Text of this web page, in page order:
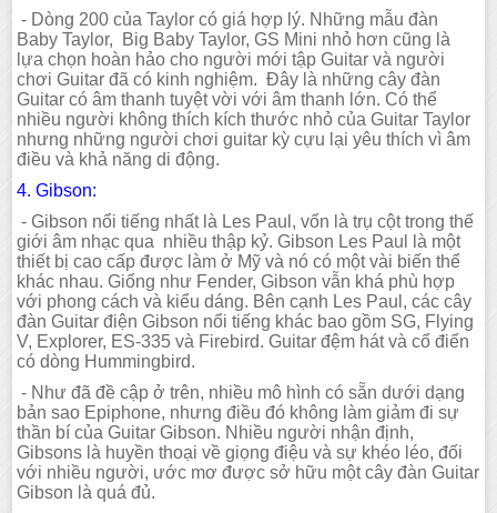
- Dòng 200 của Taylor có giá hợp lý. Những mẫu đàn
Baby Taylor, Big Baby Taylor, GS Mini nhỏ hơn cũng là
lựa chọn hoàn hảo cho người mới tập Guitar và người
chơi Guitar đã có kinh nghiệm. Đây là những cây đàn
Guitar có âm thanh tuyệt vời với âm thanh lớn. Có thể
nhiều người không thích kích thước nhỏ của Guitar Taylor
nhưng những người chơi guitar kỳ cựu lại yêu thích vì âm
điều và khả năng di động.
4. Gibson:
- Gibson nổi tiếng nhất là Les Paul, vốn là trụ cột trong thế
giới âm nhạc qua nhiều thập kỷ. Gibson Les Paul là một
thiết bị cao cấp được làm ở Mỹ và nó có một vài biến thể
khác nhau. Giống như Fender, Gibson vẫn khá phù hợp
với phong cách và kiểu dáng. Bên cạnh Les Paul, các cây
đàn Guitar điện Gibson nổi tiếng khác bao gồm SG, Flying
V, Explorer, ES-335 và Firebird. Guitar đệm hát và cổ điển
có dòng Hummingbird.
- Như đã đề cập ở trên, nhiều mô hình có sẵn dưới dạng
bản sao Epiphone, nhưng điều đó không làm giảm đi sự
thần bí của Guitar Gibson. Nhiều người nhận định,
Gibsons là huyền thoại về giọng điệu và sự khéo léo, đối
với nhiều người, ước mơ được sở hữu một cây đàn Guitar
Gibson là quá đủ.